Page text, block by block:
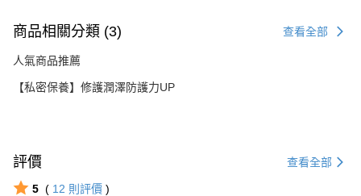
商品相關分類 (3) 查看全部
人氣商品推薦
【私密保養】修護潤澤防護力UP
評價 查看全部
5 ( 12 則評價 )